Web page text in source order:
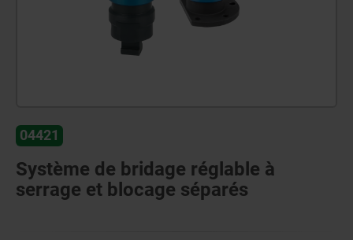
04421
Système de bridage réglable à
serrage et blocage séparés